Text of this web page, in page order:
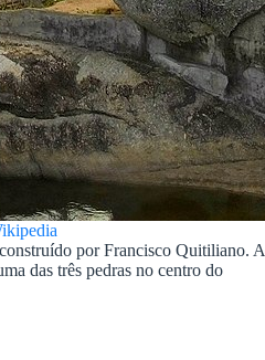
por Francisco Quitiliano. A
das três pedras no centro do